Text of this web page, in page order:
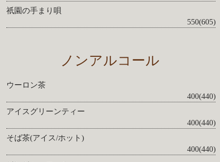
祇園の手まり唄
550(605)
ノンアルコール
ウーロン茶
400(440)
アイスグリーンティー
400(440)
そば茶(アイス/ホット)
400(440)